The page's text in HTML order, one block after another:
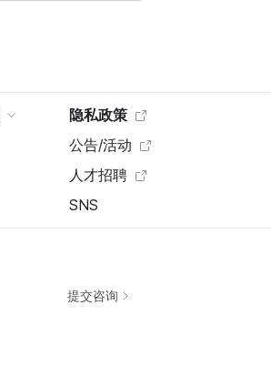
隐私政策
公告/活动
人才招聘
SNS
提交咨询